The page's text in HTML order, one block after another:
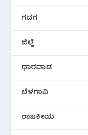
ಗದಗ
ಜಿಲ್ಲೆ
ಧಾರವಾಡ
ಬೆಳಗಾವಿ
ರಾಜಕೀಯ